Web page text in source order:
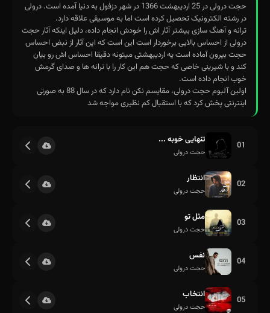
حجت درولی در 25 اردیبهشت 1366 در شهر دزفول به دنیا آمده است. درولی
در رشته الکترونیک تحصیل کرده است اما به موسیقی علاقه دارد.
ترانه و آهنگ سازی بیشتر آثار اش را خودش انجام داده، دلیل اینکه آثار حجت
درولی از احساس بالایی برخوردار است این است که این آثار از نبض احساس
حجت بیرون آماده است یه اردیبهشتی میتونه دقیقا احساس اش رو بیان
کند و با شیرینی خاصی که حجت هم این کار را با ترانه ها و صدای گرمش
خوب انجام داده است.
اولین آلبوم حجت درولی، مقایسم نکن نام دارد که در سال 88 به صورتی
اینترنتی پخش کرد که با استقبال کم نظیری مواجه شد
01 تنهایی خوبه ...
حجت درولی
02 انتظار
حجت درولی
03 مثل تو
حجت درولی
04 نفس
حجت درولی
05 انتخاب
حجت درولی